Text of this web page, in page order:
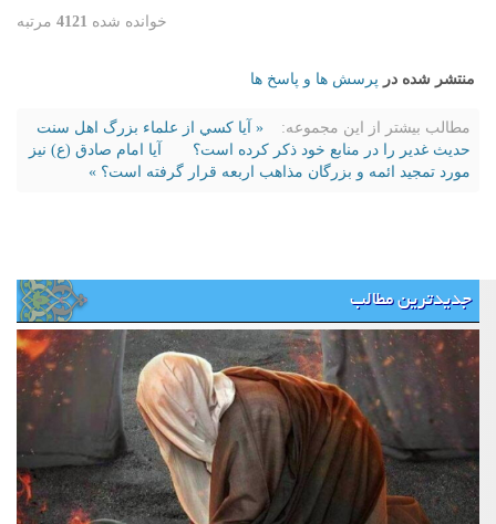
خوانده شده 4121 مرتبه
منتشر شده در پرسش ها و پاسخ ها
مطالب بیشتر از این مجموعه:
« آيا كسي از علماء بزرگ اهل سنت
حديث غدير را در منابع خود ذكر كرده است؟
آيا امام صادق (ع) نيز
مورد تمجيد ائمه و بزرگان مذاهب اربعه قرار گرفته است؟ »
جدیدترین مطالب